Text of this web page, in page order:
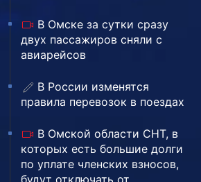
В Омске за сутки сразу
двух пассажиров сняли с
авиарейсов
В России изменятся
правила перевозок в поездах
В Омской области СНТ, в
которых есть большие долги
по уплате членских взносов,
будут отключать от